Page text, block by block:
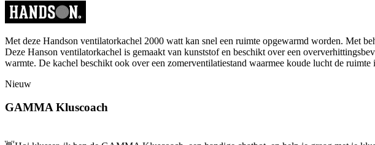
Met deze Handson ventilatorkachel 2000 watt kan snel een ruimte opgewarmd worden. Met
Deze Hanson ventilatorkachel is gemaakt van kunststof en beschikt over een
warmte. De kachel beschikt ook over een zomerventilatiestand waarmee koude lucht de
Nieuw
GAMMA Kluscoach